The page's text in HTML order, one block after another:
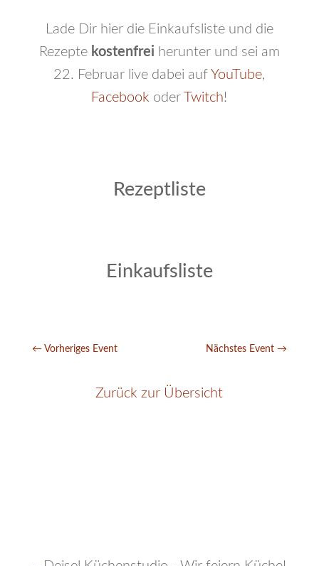
Lade Dir hier die Einkaufsliste und die
Rezepte kostenfrei herunter und sei am
22. Februar live dabei auf YouTube,
Facebook oder Twitch!
Rezeptliste
Einkaufsliste
← Vorheriges Event Nächstes Event →
Zurück zur Übersicht